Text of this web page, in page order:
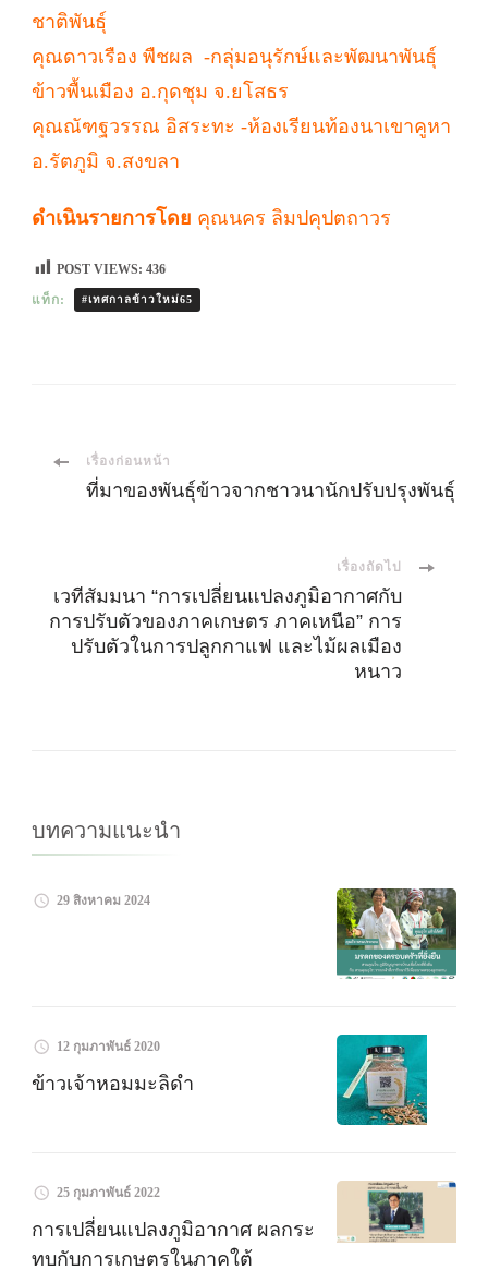
ชาติพันธุ์
คุณดาวเรือง พืชผล -กลุ่มอนุรักษ์และพัฒนาพันธุ์
ข้าวพื้นเมือง อ.กุดชุม จ.ยโสธร
คุณณัฑฐวรรณ อิสระทะ -ห้องเรียนท้องนาเขาคูหา
อ.รัตภูมิ จ.สงขลา
ดำเนินรายการโดย คุณนคร ลิมปคุปตถาวร
POST VIEWS: 436
แท็ก:
#เทศกาลข้าวใหม่65
เมนู
ทาง
โพส
เรื่องก่อนหน้า
ที่มาของพันธุ์ข้าวจากชาวนานักปรับปรุงพันธุ์
เรื่องถัดไป
เวทีสัมมนา “การเปลี่ยนแปลงภูมิอากาศกับ
การปรับตัวของภาคเกษตร ภาคเหนือ” การ
ปรับตัวในการปลูกกาแฟ และไม้ผลเมือง
หนาว
บทความแนะนำ
29 สิงหาคม 2024
12 กุมภาพันธ์ 2020
ข้าวเจ้าหอมมะลิดำ
25 กุมภาพันธ์ 2022
การเปลี่ยนแปลงภูมิอากาศ ผลกระ
ทบกับการเกษตรในภาคใต้